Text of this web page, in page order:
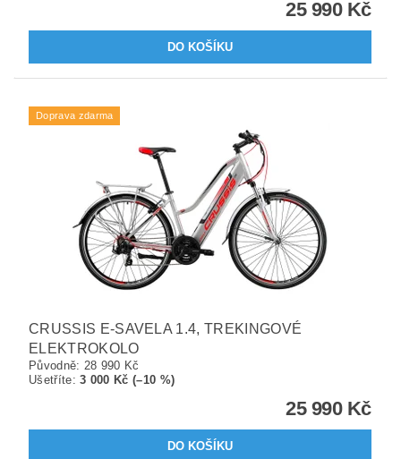
25 990 Kč
Doprava zdarma
CRUSSIS E-SAVELA 1.4, TREKINGOVÉ
ELEKTROKOLO
Původně: 28 990 Kč
Ušetříte:3 000 Kč (–10 %)
25 990 Kč